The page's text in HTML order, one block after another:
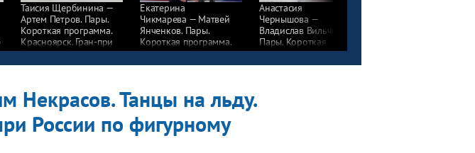
Таисия Щербинина —
Артем Петров. Пары.
Короткая программа.
Красноярск. Гран-при
России по фигурному
катанию 2025/26
Екатерина
Чикмарева — Матвей
Янченков. Пары.
Короткая программа.
Красноярск. Гран-при
России по фигурному
Анастасия
Чернышова —
Владислав Вильчик.
Пары. Короткая
программа.
Красноярск. Гран-при
Некрасов. Танцы на льду.
России по фигурному